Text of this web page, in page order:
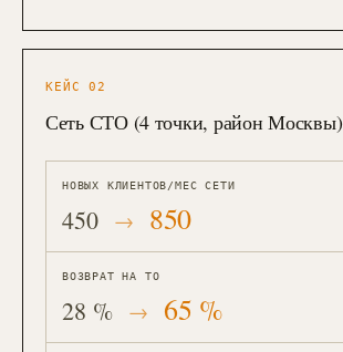
КЕЙС02
Сеть СТО (4 точки, район Москвы)
НОВЫХ КЛИЕНТОВ/МЕС СЕТИ
450 850
ВОЗВРАТ НА ТО
28 % 65 %